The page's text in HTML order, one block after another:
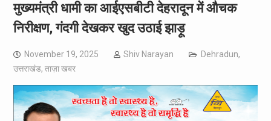
मुख्यमंत्री धामी का आईएसबीटी देहरादून में औचक
निरीक्षण, गंदगी देखकर खुद उठाई झाड़ू
November 19, 2025 Shiv Narayan Dehradun,
उत्तराखंड, ताज़ा खबर